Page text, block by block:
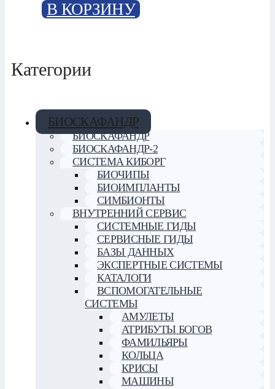
В КОРЗИНУ
Категории
БИОСКАФАНДР
БИОСКАФАНДР
БИОСКАФАНДР-2
СИСТЕМА КИБОРГ
БИОЧИПЫ
БИОИМПЛАНТЫ
СИМБИОНТЫ
ВНУТРЕННИЙ СЕРВИС
СИСТЕМНЫЕ ГИДЫ
СЕРВИСНЫЕ ГИДЫ
БАЗЫ ДАННЫХ
ЭКСПЕРТНЫЕ СИСТЕМЫ
КАТАЛОГИ
ВСПОМОГАТЕЛЬНЫЕ
СИСТЕМЫ
АМУЛЕТЫ
АТРИБУТЫ БОГОВ
ФАМИЛЬЯРЫ
КОЛЬЦА
КРИСЫ
МАШИНЫ